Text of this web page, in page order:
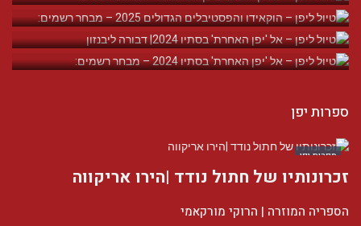
ספרות יפן
ספרות יפן
זכרונותיו של חתול נודד |הירו אריקווה
הספריה המוזרה | הרוקי מורקאמי